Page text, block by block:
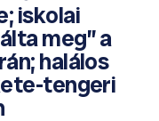
iskolai
meg” a
halálos
tengeri